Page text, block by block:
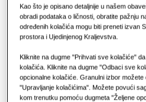
Maloprodaja
Restoran
Kancelarija
AM022KNJDEH/EU
Dostupni kapacitet
2.2KW 2.8KW
Kao što je opisano detaljnije u našem
obradi podataka o ličnosti, obratite pažnju
određenih kolačića mogu biti preneti izvan
prostora i Ujedinjenog Kraljevstva.
Kliknite na dugme "Prihvati sve kolačiće"
kolačića. Kliknite na dugme "Odbaci sve
opcionalne kolačiće. Granulni izbor možete
"Upravljanje kolačićima". Možete povući
kom trenutku pomoću dugmeta "Željene